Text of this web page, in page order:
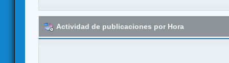
Actividad de publicaciones por Hora